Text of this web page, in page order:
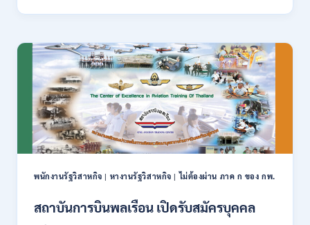
สมัคร
ได้
/
เงิน
เดือน
สูงสุด
23,600
/
ONLINE
13
ส.ค.
คลัง
รับ
สมัคร
งาน
ป.ตรี
หลาย
สาขา
/
ไม่
ต้อง
ภาค
/
พนักงานรัฐวิสาหกิจ | หางานรัฐวิสาหกิจ |ไม่ต้องผ่าน ภาค ก ของ กพ.
สถาบันการบินพลเรือน เปิดรับสมัครบุคคล